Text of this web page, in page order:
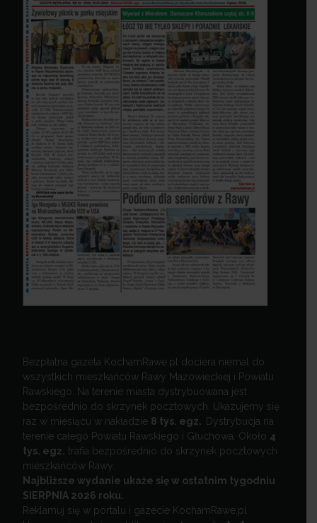
Bezpłatna gazeta KochamRawe.pl dociera niemal do
wszystkich mieszkańców Rawy Mazowieckiej i Powiatu
Rawskiego. Na terenie miasta dystrybuowana jest
bezpośrednio do skrzynek pocztowych. Ukazujemy się
raz w miesiącu w nakładzie 8 tys. egz. Dystrybucja na
terenie całego Powiatu Rawskiego i Głuchowa. Około 4
tys. egz. trafia bezpośrednio do skrzynek pocztowych
mieszkańców Rawy.
Najbliższe wydanie ukaże się w ostatnim tygodniu
SIERPNIA 2026 roku.
Reklamuj się w portalu i gazecie KochamRawe.pl